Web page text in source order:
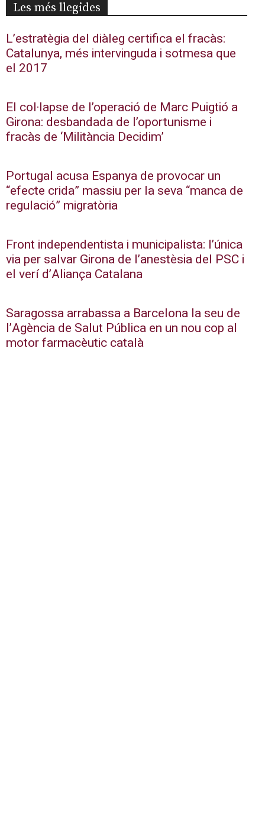
Les més llegides
L’estratègia del diàleg certifica el fracàs:
Catalunya, més intervinguda i sotmesa que
el 2017
El col·lapse de l’operació de Marc Puigtió a
Girona: desbandada de l’oportunisme i
fracàs de ‘Militància Decidim’
Portugal acusa Espanya de provocar un
“efecte crida” massiu per la seva “manca de
regulació” migratòria
Front independentista i municipalista: l’única
via per salvar Girona de l’anestèsia del PSC i
el verí d’Aliança Catalana
Saragossa arrabassa a Barcelona la seu de
l’Agència de Salut Pública en un nou cop al
motor farmacèutic català